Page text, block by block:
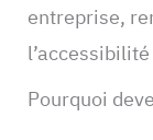
entreprise,
Pourquoi